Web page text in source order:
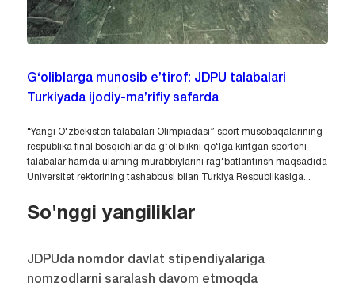
G‘oliblarga munosib e’tirof: JDPU talabalari
Turkiyada ijodiy-ma’rifiy safarda
“Yangi O‘zbekiston talabalari Olimpiadasi” sport musobaqalarining
respublika final bosqichlarida g‘oliblikni qo‘lga kiritgan sportchi
talabalar hamda ularning murabbiylarini rag‘batlantirish maqsadida
Universitet rektorining tashabbusi bilan Turkiya Respublikasiga...
So'nggi yangiliklar
JDPUda nomdor davlat stipendiyalariga
nomzodlarni saralash davom etmoqda